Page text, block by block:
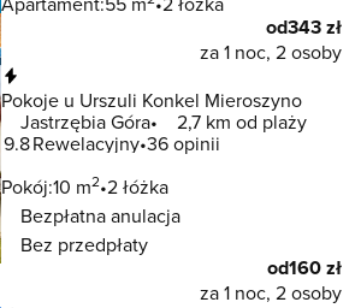
od343 zł
za 1 noc, 2 osoby
Pokoje u Urszuli Konkel Mieroszyno
Jastrzębia Góra
2,7 km od plaży
9.8Rewelacyjny 36 opinii
Pokój:10 m2 2 łóżka
Bezpłatna anulacja
Bez przedpłaty
od160 zł
za 1 noc, 2 osoby